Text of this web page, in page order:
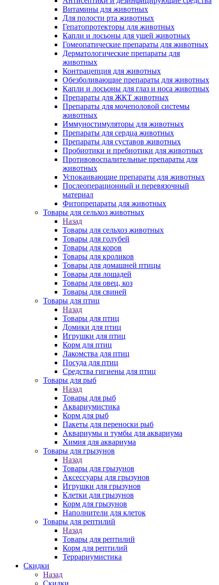
Витамины для животных
Для полости рта животных
Гепатопротекторы для животных
Капли и лосьоны для ушей животных
Гомеопатические препараты для животных
Дерматологические препараты для
животных
Контрацепция для животных
Обезболивающие препараты для животных
Капли и лосьоны для глаз и носа животных
Препараты для ЖКТ животных
Препараты для мочеполовой системы
животных
Иммуностимуляторы для животных
Препараты для сердца животных
Препараты для суставов животных
Пробиотики и пребиотики для животных
Противовоспалительные препараты для
животных
Успокаивающие препараты для животных
Послеоперационный и перевязочный
материал
Фитопрепараты для животных
Товары для сельхоз животных
Назад
Товары для сельхоз животных
Товары для голубей
Товары для коров
Товары для кроликов
Товары для домашней птицы
Товары для лошадей
Товары для овец, коз
Товары для свиней
Товары для птиц
Назад
Товары для птиц
Домики для птиц
Игрушки для птиц
Корм для птиц
Лакомства для птиц
Посуда для птиц
Средства гигиены для птиц
Товары для рыб
Назад
Товары для рыб
Аквариумистика
Корм для рыб
Пакеты для переноски рыб
Аквариумы и тумбы для аквариума
Химия для аквариума
Товары для грызунов
Назад
Товары для грызунов
Аксессуары для грызунов
Игрушки для грызунов
Клетки для грызунов
Корм для грызунов
Наполнители для клеток
Товары для рептилий
Назад
Товары для рептилий
Корм для рептилий
Террариумистика
Скидки
Назад
Скидки